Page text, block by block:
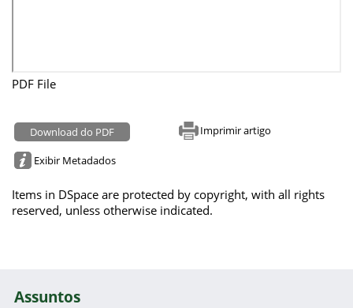
PDF File
Download do PDF Imprimir artigo
Exibir Metadados
Items in DSpace are protected by copyright, with all rights
reserved, unless otherwise indicated.
Assuntos